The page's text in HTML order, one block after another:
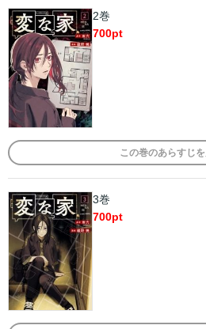
2巻
700pt
この巻のあらすじを
3巻
700pt